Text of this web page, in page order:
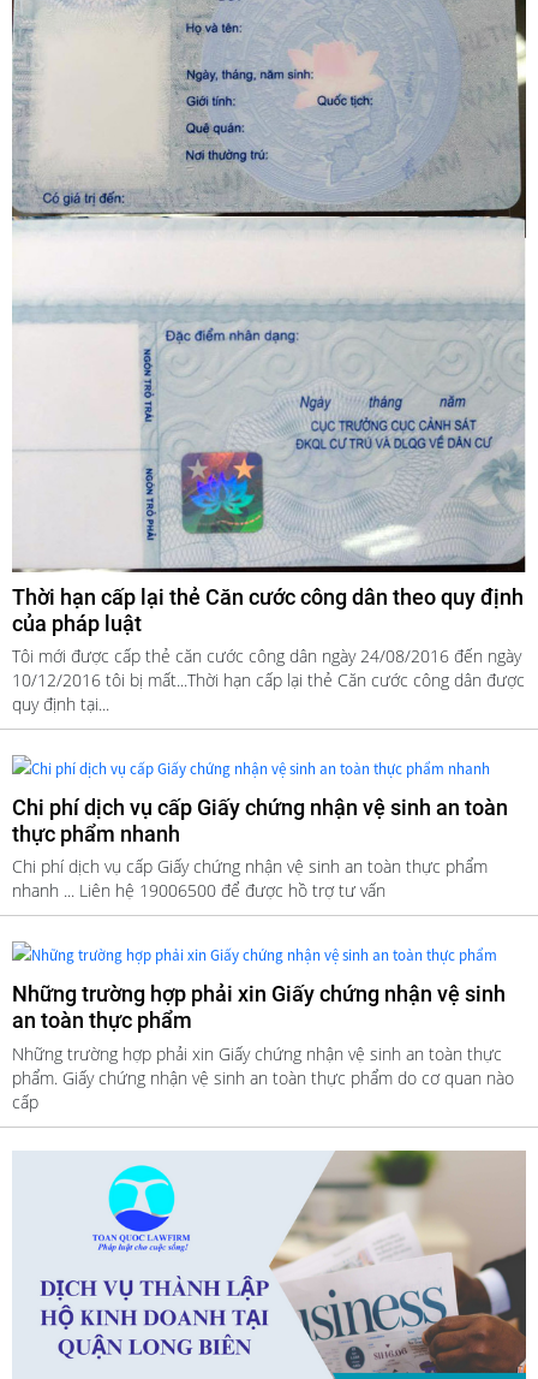
Thời hạn cấp lại thẻ Căn cước công dân theo quy định
của pháp luật
Tôi mới được cấp thẻ căn cước công dân ngày 24/08/2016 đến ngày
10/12/2016 tôi bị mất...Thời hạn cấp lại thẻ Căn cước công dân được
quy định tại...
Chi phí dịch vụ cấp Giấy chứng nhận vệ sinh an toàn
thực phẩm nhanh
Chi phí dịch vụ cấp Giấy chứng nhận vệ sinh an toàn thực phẩm
nhanh ... Liên hệ 19006500 để được hồ trợ tư vấn
Những trường hợp phải xin Giấy chứng nhận vệ sinh
an toàn thực phẩm
Những trường hợp phải xin Giấy chứng nhận vệ sinh an toàn thực
phẩm. Giấy chứng nhận vệ sinh an toàn thực phẩm do cơ quan nào
cấp